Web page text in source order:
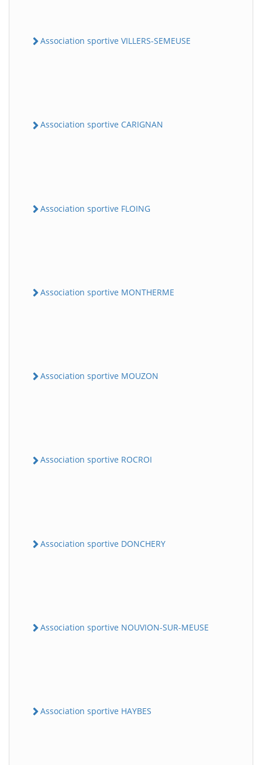
Association sportive VILLERS-SEMEUSE
Association sportive CARIGNAN
Association sportive FLOING
Association sportive MONTHERME
Association sportive MOUZON
Association sportive ROCROI
Association sportive DONCHERY
Association sportive NOUVION-SUR-MEUSE
Association sportive HAYBES